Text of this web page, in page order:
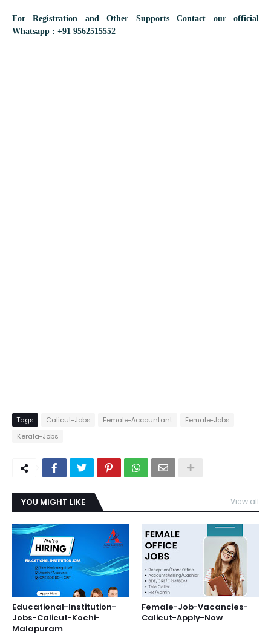
For Registration and Other Supports Contact our official
Whatsapp : +91 9562515552
Tags Calicut-Jobs Female-Accountant
Female-Jobs
Kerala-Jobs
YOU MIGHT LIKE View all
Educational-Institution-
Jobs-Calicut-Kochi-
Malapuram
Female-Job-Vacancies-
Calicut-Apply-Now